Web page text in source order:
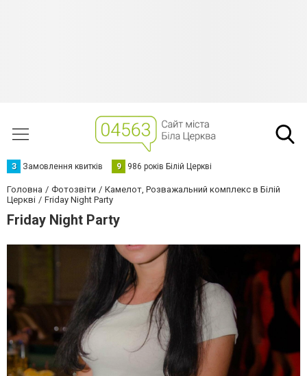
З Замовлення квитків 9 986 років Білій Церкві
Головна Фотозвіти
Камелот, Розважальний комплекс в Білій
Церкві
Friday Night Party
Friday Night Party